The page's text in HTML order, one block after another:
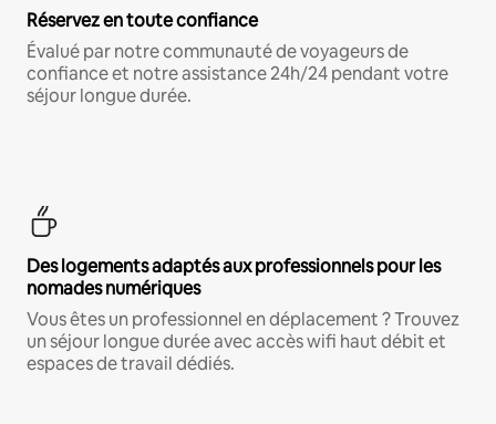
Réservez en toute confiance
Évalué par notre communauté de voyageurs de
confiance et notre assistance 24h/24 pendant votre
séjour longue durée.
Des logements adaptés aux professionnels pour les
nomades numériques
Vous êtes un professionnel en déplacement ? Trouvez
un séjour longue durée avec accès wifi haut débit et
espaces de travail dédiés.